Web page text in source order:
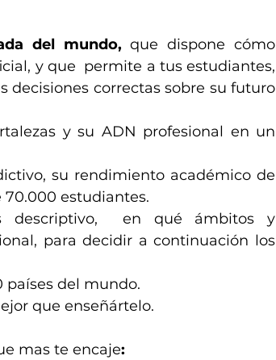
del mundo, que dispone cómo
y que  permite a tus estudiantes,
decisiones correctas sobre su futuro
y su ADN profesional en un
su rendimiento académico de
estudiantes.
descriptivo,  en qué ámbitos y
para decidir a continuación los
países del mundo.
que enseñártelo.
mas te encaje: